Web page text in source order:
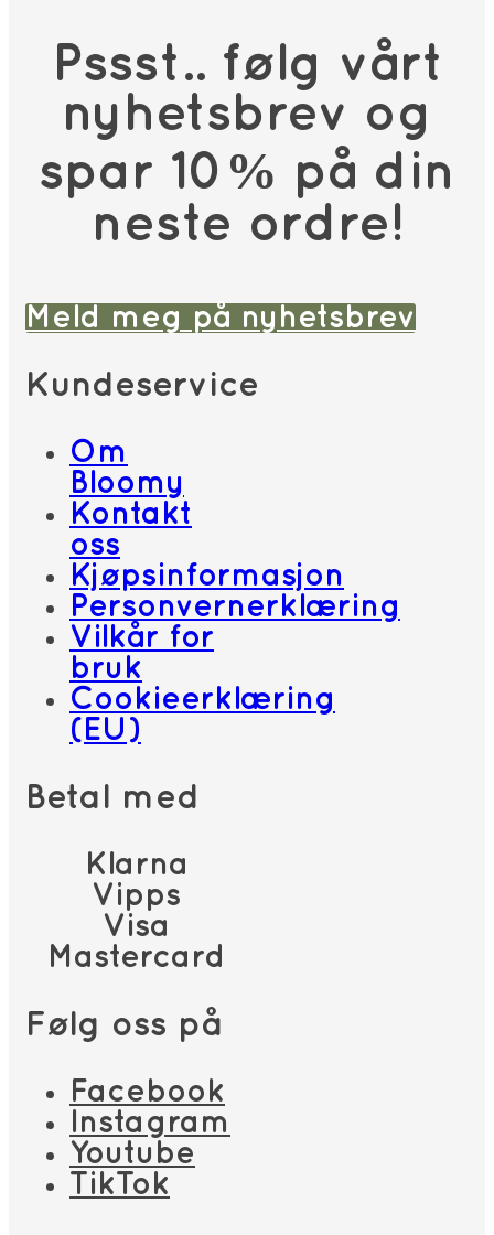
Pssst.. følg vårt
nyhetsbrev og
spar 10% på din
neste ordre!
Meld meg på nyhetsbrev
Kundeservice
Om
Bloomy
Kontakt
oss
Kjøpsinformasjon
Personvernerklæring
Vilkår for
bruk
Cookieerklæring
(EU)
Betal med
Klarna
Vipps
Visa
Mastercard
Følg oss på
Facebook
Instagram
Youtube
TikTok